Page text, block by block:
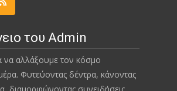
του Admin
να αλλάξουμε τον κόσμο
Φυτεύοντας δέντρα, κάνοντας